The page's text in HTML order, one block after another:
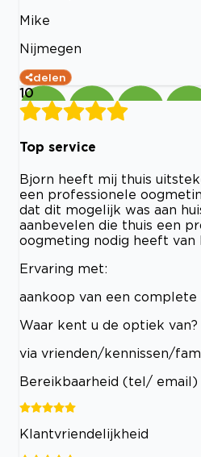
Mike
Nijmegen
delen
10
Top service
Bjorn heeft mij thuis
een professionele
dat dit mogelijk was aan
aanbevelen die thuis een
oogmeting nodig heeft van
Ervaring met:
aankoop van een complete
Waar kent u de optiek van?
via vrienden/kennissen/
Bereikbaarheid (tel/ email)
Klantvriendelijkheid